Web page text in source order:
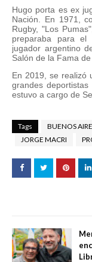
Hugo porta es ex
Nación. En 1971,
Rugby, "Los
preparaba para el
jugador argentino
Salón de la Fama de
En 2019, se realizó
grandes
estuvo a cargo de
Tags BUENOS
JORGE MACRI